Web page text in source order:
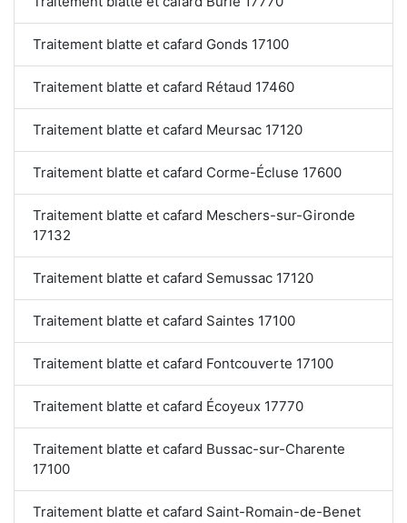
Traitement blatte et cafard Gonds 17100
Traitement blatte et cafard Rétaud 17460
Traitement blatte et cafard Meursac 17120
Traitement blatte et cafard Corme-Écluse 17600
Traitement blatte et cafard Meschers-sur-Gironde
17132
Traitement blatte et cafard Semussac 17120
Traitement blatte et cafard Saintes 17100
Traitement blatte et cafard Fontcouverte 17100
Traitement blatte et cafard Écoyeux 17770
Traitement blatte et cafard Bussac-sur-Charente
17100
Traitement blatte et cafard Saint-Romain-de-Benet